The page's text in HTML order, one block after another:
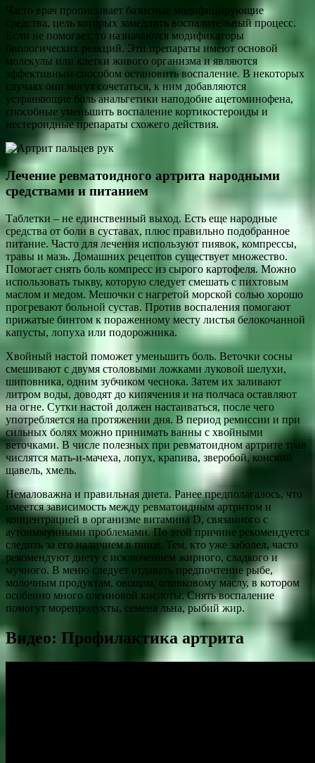
Часто врач прописывает базисные модифицирующие
средства, цель которых замедлить воспалительный процесс.
Если не помогает, то назначаются модификаторы
биологических реакций. Эти препараты имеют основой
молекулы или клетки живого организма и являются
эффективным способом остановить воспаление. В некоторых
случаях они могут сочетаться, к ним добавляются
устраняющие боль анальгетики наподобие ацетоминофена,
способные уменьшить воспаление кортикостероиды и
нестероидные препараты схожего действия.
Лечение ревматоидного артрита народными
средствами и питанием
Таблетки – не единственный выход. Есть еще народные
средства от боли в суставах, плюс правильно подобранное
питание. Часто для лечения используют пиявок, компрессы,
травы и мазь. Домашних рецептов существует множество.
Помогает снять боль компресс из сырого картофеля. Можно
использовать тыкву, которую следует смешать с пихтовым
маслом и медом. Мешочки с нагретой морской солью хорошо
прогревают больной сустав. Против воспаления помогают
прижатые бинтом к пораженному месту листья белокочанной
капусты, лопуха или подорожника.
Хвойный настой поможет уменьшить боль. Веточки сосны
смешивают с двумя столовыми ложками луковой шелухи,
шиповника, одним зубчиком чеснока. Затем их заливают
литром воды, доводят до кипячения и на полчаса оставляют
на огне. Сутки настой должен настаиваться, после чего
употребляется на протяжении дня. В период ремиссии и при
сильных болях можно принимать ванны с хвойными
веточками. В числе полезных при ревматоидном артрите трав
числятся мать-и-мачеха, лопух, крапива, зверобой, конский
щавель, хмель.
Немаловажна и правильная диета. Ранее предполагалось, что
имеется зависимость между ревматоидным артритом и
концентрацией в организме витамина D, связанного с
аутоиммунными проблемами. По этой причине рекомендуется
следить за его наличием в пище. Тем, кто уже заболел, часто
рекомендуют диету с исключением жирного, сладкого и
мучного. В меню следует отдавать предпочтение рыбе,
молочным продуктам, овощам, оливковому маслу, в котором
особенно много олеиновой кислоты. Снять воспаление
помогут морепродукты, семена льна, рыбий жир.
Видео: Профилактика артрита